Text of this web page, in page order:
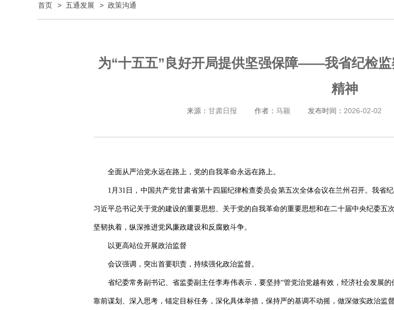
首页 > 五通发展 > 政策沟通
为“十五五”良好开局提供坚强保障——我省纪检
精神
来源： 甘肃日报 作者： 马颖 发布时间： 2026-02-02
全面从严治党永远在路上，党的自我革命永远在路上。
1月31日，中国共产党甘肃省第十四届纪律检查委员会第五次全体会议在兰州召开。我省
习近平总书记关于党的建设的重要思想、关于党的自我革命的重要思想和在二十届中央纪委五
坚韧执着，纵深推进党风廉政建设和反腐败斗争。
以更高站位开展政治监督
会议强调，突出首要职责，持续强化政治监督。
省纪委常务副书记、省监委副主任李寿伟表示，要坚持“管党治党越有效，经济社会发展
靠前谋划、深入思考，锚定目标任务，深化具体举措，保持严的基调不动摇，做深做实政治